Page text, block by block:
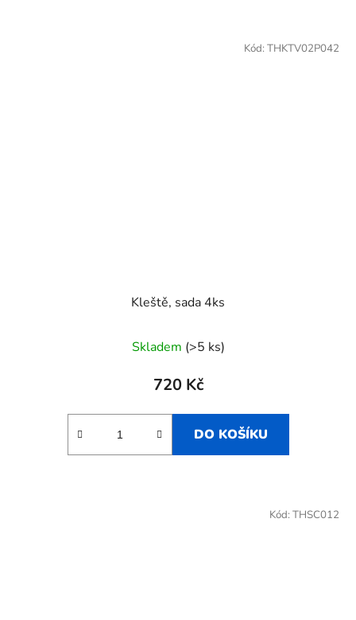
Kleště, sada 4ks
Skladem (>5 ks)
720 Kč
DO KOŠÍKU
Kód: THKTV02P042
Kód: THSC012